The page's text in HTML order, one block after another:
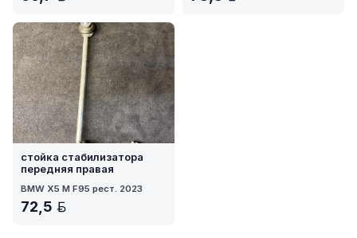
стойка стабилизатора
передняя правая
BMW X5 M F95 рест. 2023
72,5